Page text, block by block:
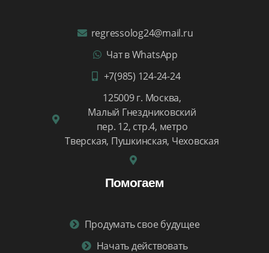
regressolog24@mail.ru
Чат в WhatsApp
+7(985) 124-24-24
125009 г. Москва,
Малый Гнездниковский
пер. 12, стр.4, метро
Тверская, Пушкинская, Чеховская
Помогаем
Продумать свое будущее
Начать действовать